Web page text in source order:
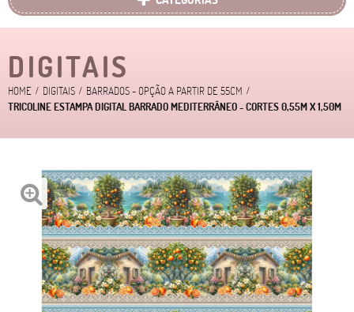
DIGITAIS
HOME DIGITAIS
BARRADOS - OPÇÃO A PARTIR DE 55CM
TRICOLINE ESTAMPA DIGITAL BARRADO MEDITERRÂNEO - CORTES 0,55M X 1,50M